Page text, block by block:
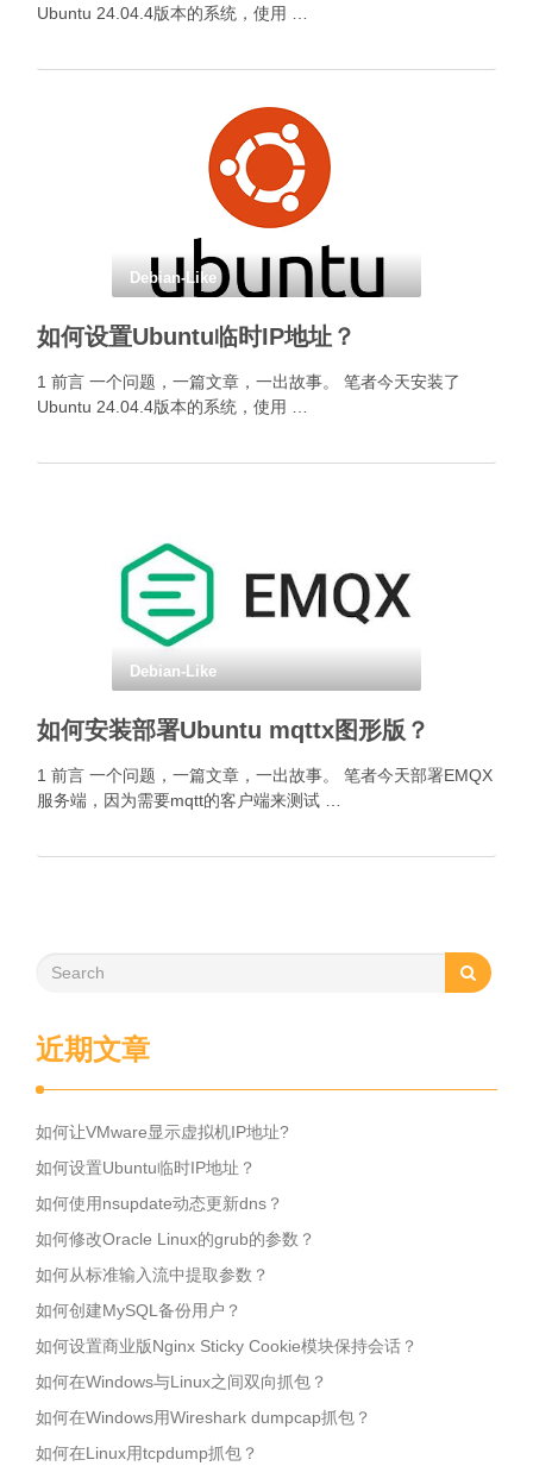
Ubuntu 24.04.4版本的系统，使用 …
Debian-Like
如何设置Ubuntu临时IP地址？
1 前言 一个问题，一篇文章，一出故事。 笔者今天安装了
Ubuntu 24.04.4版本的系统，使用 …
Debian-Like
如何安装部署Ubuntu mqttx图形版？
1 前言 一个问题，一篇文章，一出故事。 笔者今天部署EMQX
服务端，因为需要mqtt的客户端来测试 …
近期文章
如何让VMware显示虚拟机IP地址?
如何设置Ubuntu临时IP地址？
如何使用nsupdate动态更新dns？
如何修改Oracle Linux的grub的参数？
如何从标准输入流中提取参数？
如何创建MySQL备份用户？
如何设置商业版Nginx Sticky Cookie模块保持会话？
如何在Windows与Linux之间双向抓包？
如何在Windows用Wireshark dumpcap抓包？
如何在Linux用tcpdump抓包？